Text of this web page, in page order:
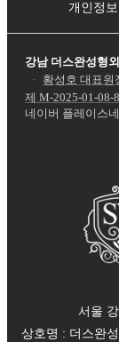
개인정
강남 더스완성형
·
황성호 대표원
제 M-2025-01-08-
네이버 플레이스
서울
상호명 : 더스완